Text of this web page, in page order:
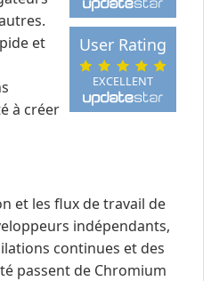
EXCELLENT
User Rating
et
à créer
et les flux de travail de
indépendants,
continues et des
passent de Chromium